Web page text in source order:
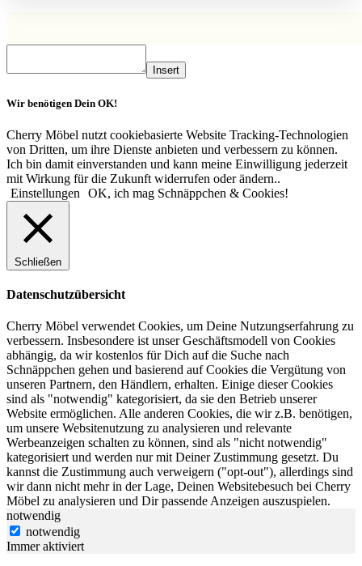
Insert
Wir benötigen Dein OK!
Cherry Möbel nutzt cookiebasierte Website Tracking-Technologien
von Dritten, um ihre Dienste anbieten und verbessern zu können.
Ich bin damit einverstanden und kann meine Einwilligung jederzeit
mit Wirkung für die Zukunft widerrufen oder ändern..
Einstellungen
OK, ich mag Schnäppchen & Cookies!
Schließen
Datenschutzübersicht
Cherry Möbel verwendet Cookies, um Deine Nutzungserfahrung zu
verbessern. Insbesondere ist unser Geschäftsmodell von Cookies
abhängig, da wir kostenlos für Dich auf die Suche nach
Schnäppchen gehen und basierend auf Cookies die Vergütung von
unseren Partnern, den Händlern, erhalten. Einige dieser Cookies
sind als "notwendig" kategorisiert, da sie den Betrieb unserer
Website ermöglichen. Alle anderen Cookies, die wir z.B. benötigen,
um unsere Websitenutzung zu analysieren und relevante
Werbeanzeigen schalten zu können, sind als "nicht notwendig"
kategorisiert und werden nur mit Deiner Zustimmung gesetzt. Du
kannst die Zustimmung auch verweigern ("opt-out"), allerdings sind
wir dann nicht mehr in der Lage, Deinen Websitebesuch bei Cherry
Möbel zu analysieren und Dir passende Anzeigen auszuspielen.
notwendig
notwendig
Immer aktiviert